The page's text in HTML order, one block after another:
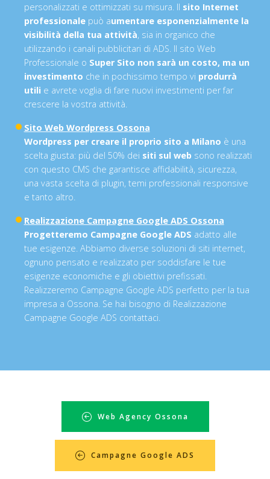
personalizzati e ottimizzati su misura. Il sito Internet
professionalepuò aumentare esponenzialmente la
visibilità della tua attività, sia in organico che
utilizzando i canali pubblicitari di ADS. Il sito Web
Professionale o Super Sito non sarà un costo, ma un
investimento che in pochissimo tempo vi produrrà
utili e avrete voglia di fare nuovi investimenti per far
crescere la vostra attività.
Sito Web Wordpress Ossona
Wordpress per creare il proprio sito a Milano è una
scelta giusta: più del 50% dei siti sul web sono realizzati
con questo CMS che garantisce affidabilità, sicurezza,
una vasta scelta di plugin, temi professionali responsive
e tanto altro.
Realizzazione Campagne Google ADS Ossona
Progetteremo Campagne Google ADS adatto alle
tue esigenze. Abbiamo diverse soluzioni di siti internet,
ognuno pensato e realizzato per soddisfare le tue
esigenze economiche e gli obiettivi prefissati.
Realizzeremo Campagne Google ADS perfetto per la tua
impresa a Ossona. Se hai bisogno di Realizzazione
Campagne Google ADS contattaci.
Web Agency Ossona
Campagne Google ADS